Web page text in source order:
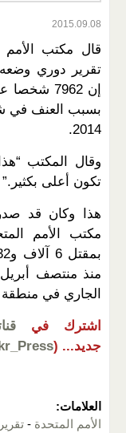
2015.09.08
قال مكتب الأمم
تقرير دوري وضعه
بسبب العنف في
2014.
وقال المكتب
تكون أعلى بكثير.”
هذا وكان قد
مكتب الأمم
الجاري في منطقة
اشترك في
جديد... (
العلامات:
الأمم المتحدة - تقرير